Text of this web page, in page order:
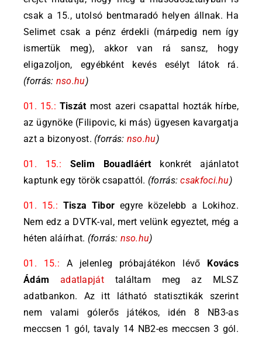
csak a 15., utolsó bentmaradó helyen állnak. Ha
Selimet csak a pénz érdekli (márpedig nem így
ismertük meg), akkor van rá sansz, hogy
eligazoljon, egyébként kevés esélyt látok rá.
(forrás: nso.hu)
01. 15.: Tiszát most azeri csapattal hozták hírbe,
az ügynöke (Filipovic, ki más) ügyesen kavargatja
azt a bizonyost. (forrás: nso.hu)
01. 15.: Selim Bouadláért konkrét ajánlatot
kaptunk egy török csapattól. (forrás:csakfoci.hu)
01. 15.: Tisza Tiboregyre közelebb a Lokihoz.
Nem edz a DVTK-val, mert velünk egyeztet, még a
héten aláírhat. (forrás: nso.hu)
01. 15.: A jelenleg próbajátékon lévő Kovács
Ádám adatlapjáttaláltam meg az MLSZ
adatbankon. Az itt látható statisztikák szerint
nem valami gólerős játékos, idén 8 NB3-as
meccsen 1 gól, tavaly 14 NB2-es meccsen 3 gól.